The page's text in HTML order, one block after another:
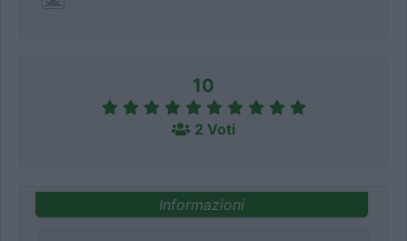
10
2 Voti
Informazioni